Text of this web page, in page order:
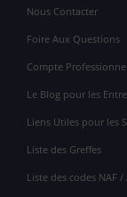
Nous Contacter
Foire Aux Questions
Compte Professionnel
Le Blog pour les
Liens Utiles pour les
Liste des Greffes
Liste des codes NAF /